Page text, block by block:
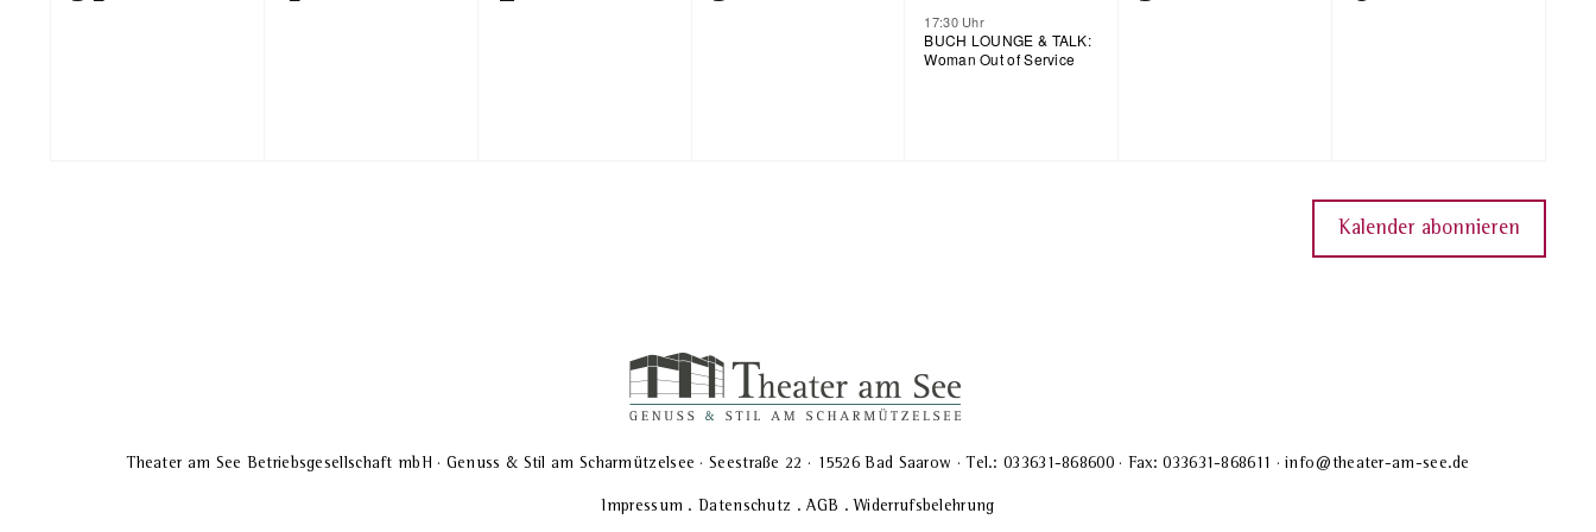
Veranstaltungen,
Veranstaltung,
17:30 Uhr
BUCH LOUNGE & TALK:
Woman Out of Service
Kalender abonnieren
Theater am See Betriebsgesellschaft mbH · Genuss & Stil am Scharmützelsee · Seestraße 22 · 15526 Bad Saarow · Tel.: 033631-868600 · Fax: 033631-868611 · info@theater-am-see.de
Impressum . Datenschutz .AGB .Widerrufsbelehrung